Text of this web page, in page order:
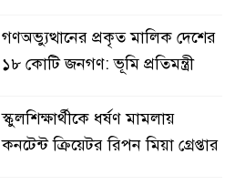
গণঅভ্যুত্থানের প্রকৃত মালিক দেশের
১৮ কোটি জনগণ: ভূমি প্রতিমন্ত্রী
স্কুলশিক্ষার্থীকে ধর্ষণ মামলায়
কনটেন্ট ক্রিয়েটর রিপন মিয়া গ্রেপ্তার